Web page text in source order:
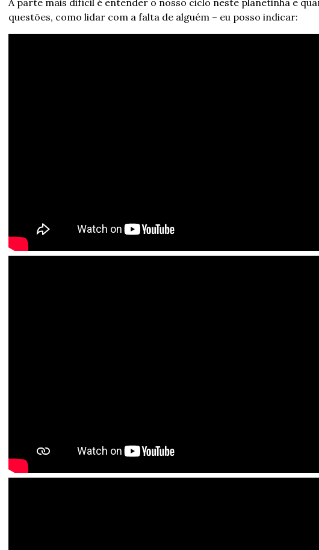
A parte mais difícil é entender o nosso ciclo neste planetinha e
questões, como lidar com a falta de alguém – eu posso indicar: